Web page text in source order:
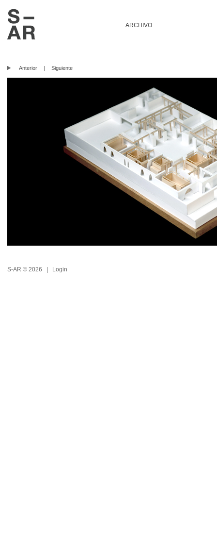
ARCHIVO
Anterior | Siguiente
S-AR © 2026 | Login